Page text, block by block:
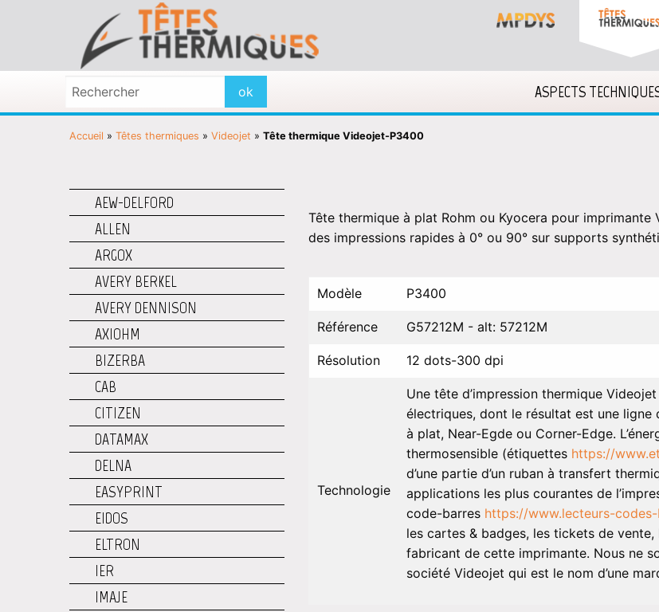
ASPECTS
Accueil » Têtes thermiques » Videojet » Tête thermique Videojet-P3400
AEW-DELFORD
ALLEN
ARGOX
AVERY BERKEL
AVERY DENNISON
AXIOHM
BIZERBA
CAB
CITIZEN
DATAMAX
DELNA
EASYPRINT
EIDOS
ELTRON
IER
IMAJE
Tête thermique à plat Rohm ou Kyocera pour
des impressions rapides à 0° ou 90° sur supports
Modèle P3400
Référence G57212M - alt: 57212M
Résolution 12 dots-300 dpi
Technologie
Une tête d’impression thermique
électriques, dont le résultat est une
à plat, Near-Egde ou Corner-Edge.
thermosensible (étiquettes https://
d’une partie d’un ruban à transfert
applications les plus courantes de
code-barres https://www.lecteurs-
les cartes & badges, les tickets de
fabricant de cette imprimante. Nous ne
société Videojet qui est le nom d’une